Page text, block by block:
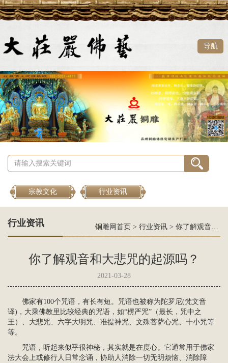
导航
宗教文化 行业资讯
行业资讯 铜雕网首页 > 行业资讯 > 你了解观音和大悲咒的起源吗？
你了解观音和大悲咒的起源吗？
2021-03-28
佛家有100个咒语，有长有短。咒语也被称为陀罗尼(梵文音
译)，大乘佛教里比较经典的咒语，如“楞严咒”（最长，咒中之
王）、大悲咒、六字大明咒、准提神咒、文殊菩萨心咒、十小咒等
等。
咒语，听起来似乎很神秘，其实就是在度心。它通常用于佛家
法大会上或修行人日常念诵，协助人消除一切无明烦恼、消除障